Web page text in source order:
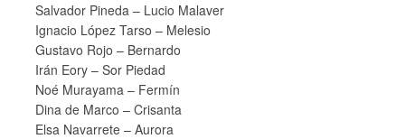
Salvador Pineda – Lucio Malaver
Ignacio López Tarso – Melesio
Gustavo Rojo – Bernardo
Irán Eory – Sor Piedad
Noé Murayama – Fermín
Dina de Marco – Crisanta
Elsa Navarrete – Aurora